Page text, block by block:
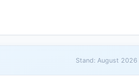
Stand: August 2026